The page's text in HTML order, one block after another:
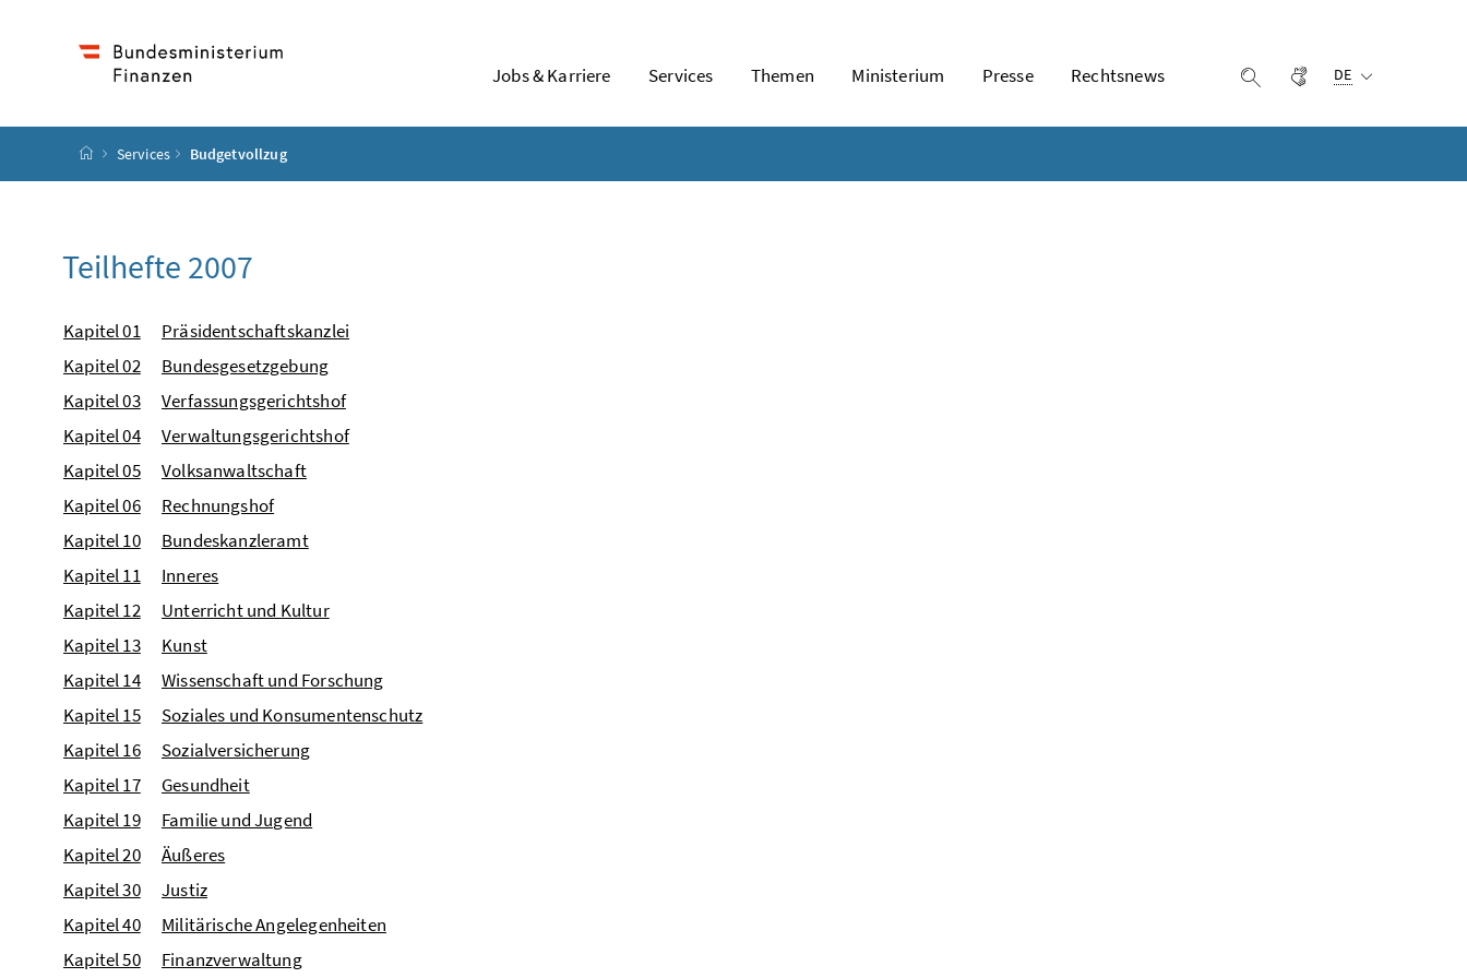
Jobs & Karriere Services Themen Ministerium Presse Rechtsnews Suche einblenden
Gebärdensprache
DE
Startseite
Services Budgetvollzug
Teilhefte 2007
Kapitel 01
Präsidentschaftskanzlei
Kapitel 02
Bundesgesetzgebung
Kapitel 03
Verfassungsgerichtshof
Kapitel 04
Verwaltungsgerichtshof
Kapitel 05
Volksanwaltschaft
Kapitel 06
Rechnungshof
Kapitel 10
Bundeskanzleramt
Kapitel 11
Inneres
Kapitel 12
Unterricht und Kultur
Kapitel 13
Kunst
Kapitel 14
Wissenschaft und Forschung
Kapitel 15
Soziales und Konsumentenschutz
Kapitel 16
Sozialversicherung
Kapitel 17
Gesundheit
Kapitel 19
Familie und Jugend
Kapitel 20
Äußeres
Kapitel 30
Justiz
Kapitel 40
Militärische Angelegenheiten
Kapitel 50
Finanzverwaltung